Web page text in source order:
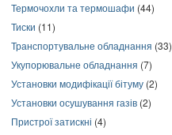
Термочохли та термошафи (44)
Тиски (11)
Транспортувальне обладнання (33)
Укупорювальне обладнання (7)
Установки модифікації бітуму (2)
Установки осушування газів (2)
Пристрої затискні (4)